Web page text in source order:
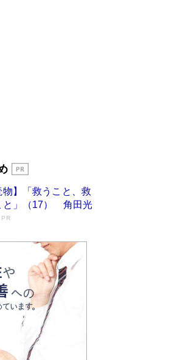
ら生まれた「雑談のテ
されているのか？ 「天
か」がサウジ国王の第
物】「救うこと、救
と」（17） 角田光
PR